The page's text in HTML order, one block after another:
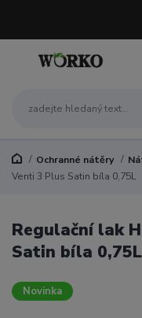
Ochranné nátěry
Venti 3 Plus Satin bíla 0,75L
Regulační lak
Satin bíla 0,75L
Novinka